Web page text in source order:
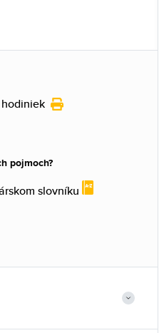
pojmoch?
slovníku